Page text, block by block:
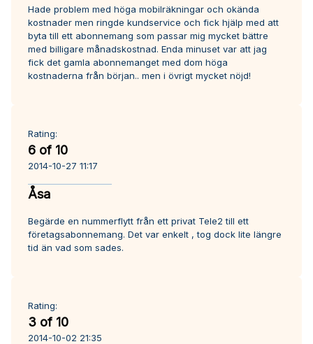
Hade problem med höga mobilräkningar och okända
kostnader men ringde kundservice och fick hjälp med att
byta till ett abonnemang som passar mig mycket bättre
med billigare månadskostnad. Enda minuset var att jag
fick det gamla abonnemanget med dom höga
kostnaderna från början.. men i övrigt mycket nöjd!
Rating:
6 of 10
2014-10-27 11:17
Åsa
Begärde en nummerflytt från ett privat Tele2 till ett
företagsabonnemang. Det var enkelt , tog dock lite längre
tid än vad som sades.
Rating:
3 of 10
2014-10-02 21:35